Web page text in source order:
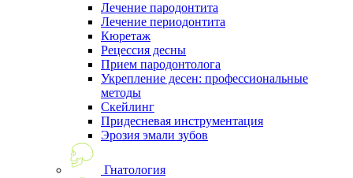
Лечение пародонтита
Лечение периодонтита
Кюретаж
Рецессия десны
Прием пародонтолога
Укрепление десен: профессиональные
методы
Скейлинг
Придесневая инструментация
Эрозия эмали зубов
Гнатология